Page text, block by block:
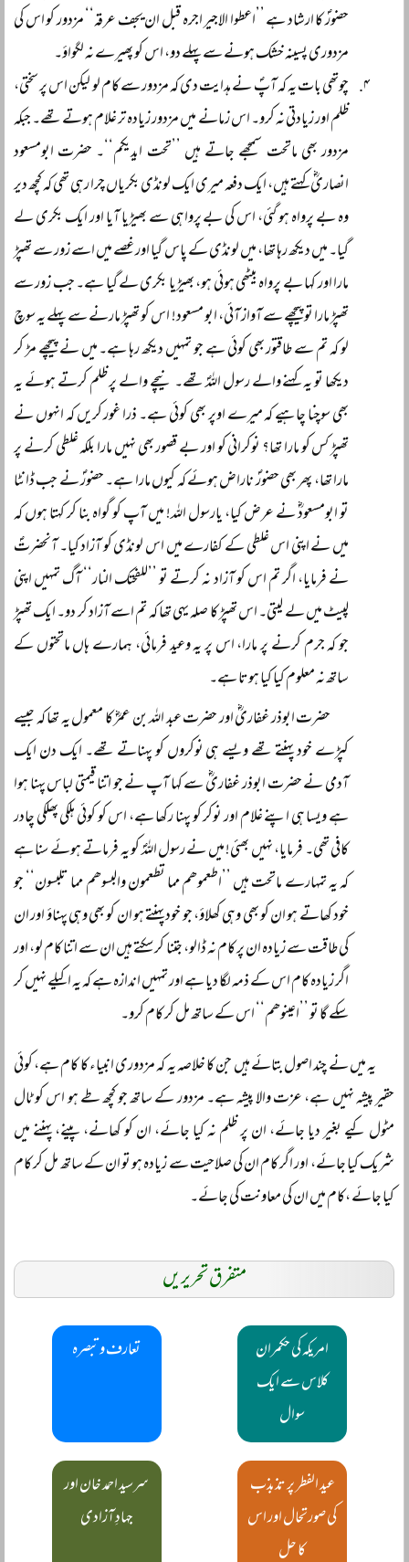
حضورؐ کا ارشاد ہے ’’اعطوا الاجیر اجرہ قبل ان یجف عرقہ‘‘ مزدور کو اس کی
مزدوری پسینہ خشک ہونے سے پہلے دو، اس کو پھیرے نہ لگواؤ۔
چوتھی بات یہ کہ آپؐ نے ہدایت دی کہ مزدور سے کام لو لیکن اس پر سختی،
ظلم اور زیادتی نہ کرو۔ اس زمانے میں مزدور زیادہ تر غلام ہوتے تھے۔ جبکہ
مزدور بھی ماتحت سمجھے جاتے ہیں ’’تحت ایدیکم‘‘۔ حضرت ابومسعود
انصاریؓ کہتے ہیں، ایک دفعہ میری ایک لونڈی بکریاں چرا رہی تھی کہ کچھ دیر
وہ بے پرواہ ہو گئی، اس کی بے پرواہی سے بھیڑیا آیا اور ایک بکری لے
گیا۔ میں دیکھ رہا تھا، میں لونڈی کے پاس گیا اور غصے میں اسے زور سے تھپڑ
مارا اور کہا بے پرواہ بیٹھی ہوئی ہو، بھیڑیا بکری لے گیا ہے۔ جب زور سے
تھپڑ مارا تو پیچھے سے آواز آئی، ابو مسعود! اس کو تھپڑ مارنے سے پہلے یہ سوچ
لو کہ تم سے طاقتور بھی کوئی ہے جو تمہیں دیکھ رہا ہے۔ میں نے پیچھے مڑ کر
دیکھا تو یہ کہنے والے رسول اللہؐ تھے۔ نیچے والے پر ظلم کرتے ہوئے یہ
بھی سوچنا چاہیے کہ میرے اوپر بھی کوئی ہے۔ ذرا غور کریں کہ انہوں نے
تھپڑ کس کو مارا تھا؟ نوکرانی کو اور بے قصور بھی نہیں مارا بلکہ غلطی کرنے پر
مارا تھا، پھر بھی حضورؐ ناراض ہوئے کہ کیوں مارا ہے۔ حضورؐ نے جب ڈانٹا
تو ابومسعودؓ نے عرض کیا، یارسول اللہ! میں آپ کو گواہ بنا کر کہتا ہوں کہ
میں نے اپنی اس غلطی کے کفارے میں اس لونڈی کو آزاد کیا۔ آنحضرتؐ
نے فرمایا، اگر تم اس کو آزاد نہ کرتے تو ’’للفحتک النار‘‘ آگ تمہیں اپنی
لپیٹ میں لے لیتی۔ اس تھپڑ کا صلہ یہی تھا کہ تم اسے آزاد کر دو۔ ایک تھپڑ
جو کہ جرم کرنے پر مارا، اس پر یہ وعید فرمائی، ہمارے ہاں ماتحتوں کے
ساتھ نہ معلوم کیا کیا ہوتا ہے۔
حضرت ابوذر غفاریؓ اور حضرت عبد اللہ بن عمرؓ کا معمول یہ تھا کہ جیسے
کپڑے خود پہنتے تھے ویسے ہی نوکروں کو پہناتے تھے۔ ایک دن ایک
آدمی نے حضرت ابوذر غفاریؓ سے کہا آپ نے جو اتنا قیمتی لباس پہنا ہوا
ہے ویسا ہی اپنے غلام اور نوکر کو پہنا رکھا ہے، اس کو کوئی ہلکی پھلکی چادر
کافی تھی۔ فرمایا، نہیں بھئی! میں نے رسول اللہؐ کو یہ فرماتے ہوئے سنا ہے
کہ یہ تمہارے ماتحت ہیں ’’اطعموھم مما تطعمون والبسوھم مما تلبسون‘‘ جو
خود کھاتے ہو ان کو بھی وہی کھلاؤ، جو خود پہنتے ہو ان کو بھی وہی پہناؤ اور ان
کی طاقت سے زیادہ ان پر کام نہ ڈالو، جتنا کر سکتے ہیں ان سے اتنا کام لو، اور
اگر زیادہ کام اس کے ذمہ لگا دیا ہے اور تمہیں اندازہ ہے کہ یہ اکیلے نہیں کر
سکے گا تو ’’اعینوھم‘‘ اس کے ساتھ مل کر کام کرو۔
یہ میں نے چند اصول بتائے ہیں جن کا خلاصہ یہ کہ مزدوری انبیاء کا کام ہے، کوئی
حقیر پیشہ نہیں ہے، عزت والا پیشہ ہے۔ مزدور کے ساتھ جو کچھ طے ہو اس کو ٹال
مٹول کیے بغیر دیا جائے، ان پر ظلم نہ کیا جائے، ان کو کھانے، پینے، پہننے میں
شریک کیا جائے، اور اگر کام ان کی صلاحیت سے زیادہ ہو تو ان کے ساتھ مل کر کام
کیا جائے ،کام میں ان کی معاونت کی جائے۔
متفرق تحریریں
امریکہ کی حکمران
کلاس سے ایک
سوال
تعارف و تبصرہ
عید الفطر پر تذبذب
کی صورتحال اور اس
کا حل
سرسید احمد خان اور
جہادِ آزادی